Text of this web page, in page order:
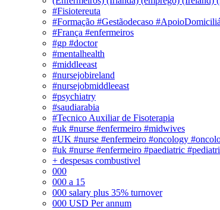
#Fisiotereuta
#Formação #Gestãodecaso
#França #enfermeiros
#gp #doctor
#mentalhealth
#middleeast
#nursejobireland
#nursejobmiddleeast
#psychiatry
#saudiarabia
#Tecnico Auxiliar de Fisoterapia
#uk #nurse #enfermeiro #midwives
#UK #nurse #enfermeiro #oncology
#uk #nurse #enfermeiro #paediatric
+ despesas combustivel
000
000 a 15
000 salary plus 35% turnover
000 USD Per annum